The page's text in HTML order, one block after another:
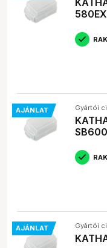
AJÁNLAT Gyártói
AJÁNLAT Gyártói